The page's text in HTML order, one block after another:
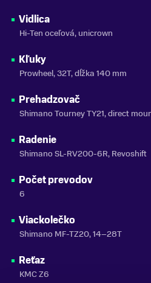
do 150 kg
2026
Kellys
Vidlica
Hi-Ten oceľová, unicrown
Kľuky
Prowheel, 32T, dĺžka 140 mm
Prehadzovač
Shimano Tourney TY21, direct
Radenie
Shimano SL-RV200-6R, Revoshift
Počet prevodov
6
Viackolečko
Shimano MF-TZ20, 14–28T
Reťaz
KMC Z6